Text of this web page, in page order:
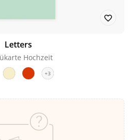
Letters
Hochzeit
+3